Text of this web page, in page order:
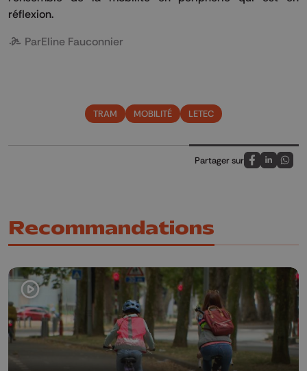
réflexion.
ParEline Fauconnier
TRAM MOBILITÉ LETEC
Partager sur
Partagez sur
Partagez
Recommandations